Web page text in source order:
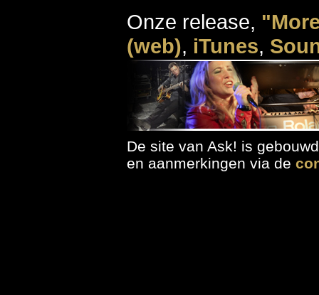
Onze release,
(web), iTunes,
CD
Op zoek naar een
Ask!
Onderstaande
De site van Ask! is
en aanmerkingen via de